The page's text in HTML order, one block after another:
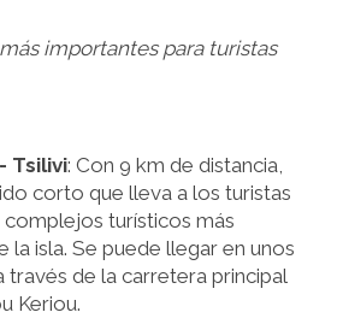
importantes para turistas
Tsilivi: Con 9 km de distancia,
corto que lleva a los turistas
complejos turísticos más
la isla. Se puede llegar en unos
través de la carretera principal
Keriou.